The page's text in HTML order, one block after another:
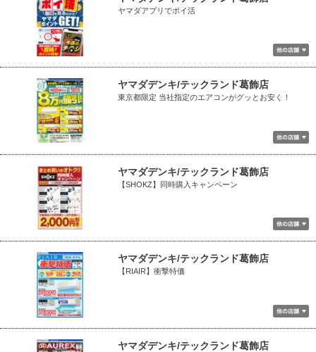
ヤマダアプリでポイ活
ヤマダデンキ/テックランド葛飾店
東京都限定 当社指定のエアコンがグッとお安く！
ヤマダデンキ/テックランド葛飾店
【SHOKZ】同時購入キャンペーン
ヤマダデンキ/テックランド葛飾店
【RIAIR】衝撃特価
ヤマダデンキ/テックランド葛飾店